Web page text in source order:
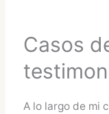
Casos
A lo largo de mi